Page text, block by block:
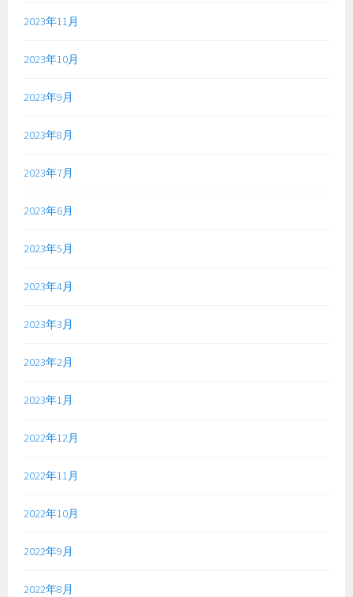
2023年11月
2023年10月
2023年9月
2023年8月
2023年7月
2023年6月
2023年5月
2023年4月
2023年3月
2023年2月
2023年1月
2022年12月
2022年11月
2022年10月
2022年9月
2022年8月